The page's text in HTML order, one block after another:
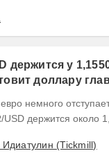
держится у
доллару
немного
USD держится около
Идиатулин (Tickmill)